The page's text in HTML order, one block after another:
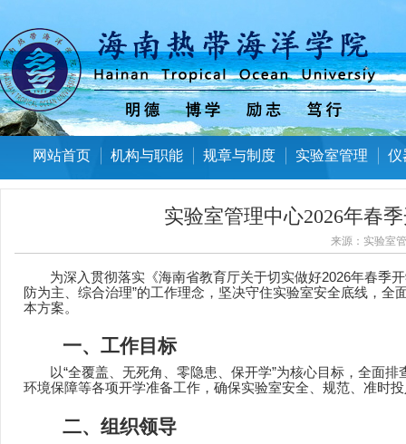
网站首页 机构与职能 规章与制度 实验室管理 仪
实验室管理中心2026年春
来源： 实验室
为深入贯彻落实《海南省教育厅关于切实做好2026年春季
防为主、综合治理”的工作理念，坚决守住实验室安全底线，全
本方案。
一、工作目标
以“全覆盖、无死角、零隐患、保开学”为核心目标，全面排
环境保障等各项开学准备工作，确保实验室安全、规范、准时
二、组织领导